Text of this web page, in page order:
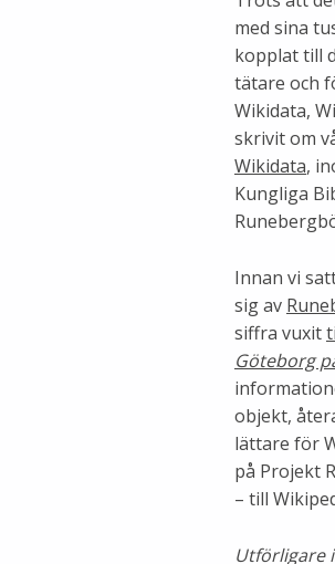
med sina
kopplat till
tätare och
Wikidata,
skrivit om
Wikidata,
Kungliga
Innan vi
sig av
siffra vuxit
Göteborg
objekt,
lättare för
på Projekt
– till
Utförligare